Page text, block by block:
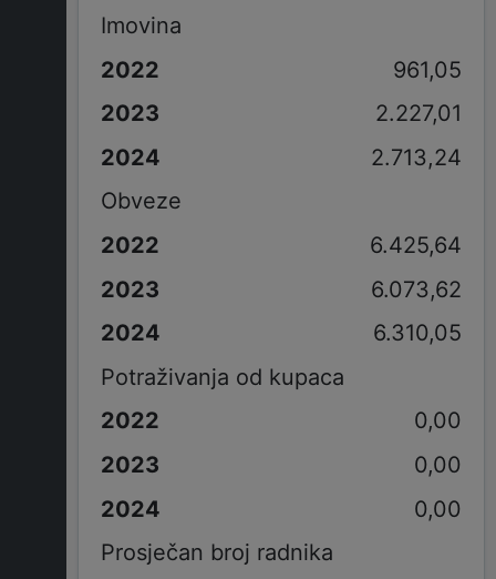
Imovina
961,05
2.227,01
2.713,24
Obveze
6.425,64
6.073,62
6.310,05
Potraživanja od kupaca
0,00
0,00
0,00
Prosječan broj radnika